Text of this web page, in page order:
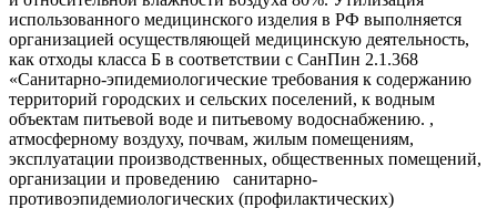
использованного медицинского изделия в РФ выполняется
организацией осуществляющей медицинскую деятельность,
как отходы класса Б в соответствии с СанПин 2.1.368
«Санитарно-эпидемиологические требования к содержанию
территорий городских и сельских поселений, к водным
объектам питьевой воде и питьевому водоснабжению. ,
атмосферному воздуху, почвам, жилым помещениям,
эксплуатации производственных, общественных помещений,
организации и проведению санитарно-
противоэпидемиологических (профилактических)